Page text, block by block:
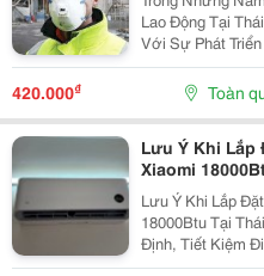
Lao Động Tại
Với Sự Phát
Nghiệp, Cơ Khí
Tại Thái Nguyên
Doanh...
420.000₫ Toàn
Lưu Ý Khi Lắp
Xiaomi
Lưu Ý Khi Lắp
18000Btu Tại Thái Nguyên Để
Định, Tiết Kiệm
Nắng Nóng